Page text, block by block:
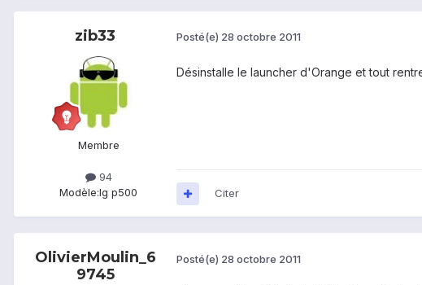
zib33
Membre
94
Modèle:lg p500
Posté(e) 28 octobre 2011
Désinstalle le launcher d'Orange et tout
Citer
OlivierMoulin_6
9745
Posté(e) 28 octobre 2011